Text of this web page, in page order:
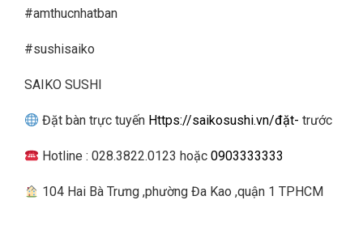
#amthucnhatban
#sushisaiko
SAIKO SUSHI
Đặt bàn trực tuyến Https://saikosushi.vn/đặt- trước
Hotline : 028.3822.0123 hoặc0903333333
104 Hai Bà Trưng ,phường Đa Kao ,quận 1 TPHCM